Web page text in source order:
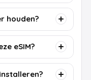
houden?
eSIM?